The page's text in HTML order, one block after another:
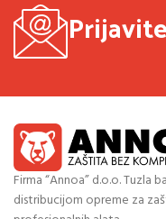
Firma “Annoa” d.o.o. Tuzla
distribucijom opreme za